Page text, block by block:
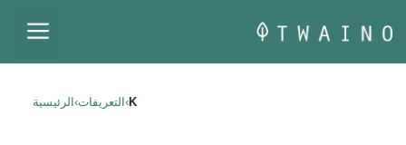
إلى
المحتوى
الرئيسية ›التعريفات ›K